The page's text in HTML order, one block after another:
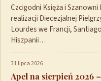
Czcigodni Księża i
realizacji Diecezjalnej
Lourdes we Francji,
Hiszpanii…
31 lipca 2026
Apel na sierpień 2026